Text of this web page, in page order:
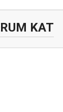
KAT